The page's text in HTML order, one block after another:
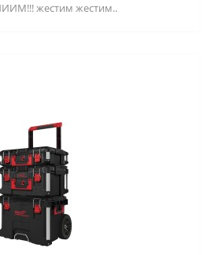
жестим жестим..